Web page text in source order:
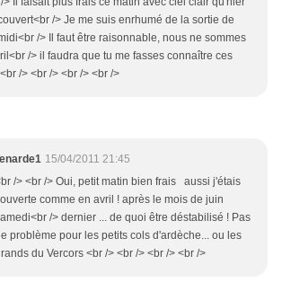
/> Je me suis enrhumé de la sortie de
/> Il faut être raisonnable, nous ne sommes
/> il faudra que tu me fasses connaître ces
/> <br /> <br /> <br />
15/04/2011 21:45
/> <br /> Oui, petit matin bien frais aussi j'étais
comme en avril ! après le mois de juin
/> dernier ... de quoi être déstabilisé ! Pas
problème pour les petits cols d'ardèche... ou les
du Vercors <br /> <br /> <br /> <br />